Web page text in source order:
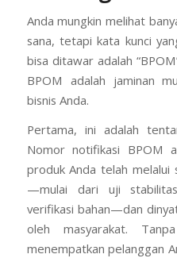
Anda mungkin melihat
sana, tetapi kata kunci
bisa ditawar adalah
BPOM adalah jaminan
bisnis Anda.
Pertama, ini adalah
Nomor notifikasi BPOM
produk Anda telah melalui
—mulai dari uji
verifikasi bahan—dan
oleh masyarakat.
menempatkan pelanggan